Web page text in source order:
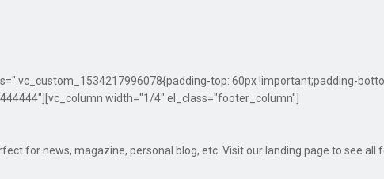
top: 60px !important;padding-
width="1/4" el_class="footer_column"]
for news, magazine, personal blog, etc. Visit our landing page to see all